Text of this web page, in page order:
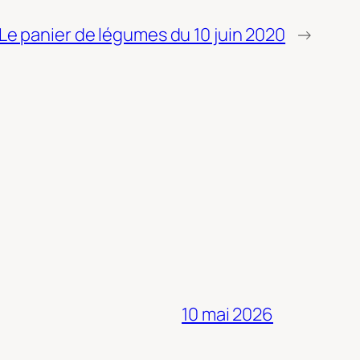
Le panier de légumes du 10 juin 2020 →
10 mai 2026